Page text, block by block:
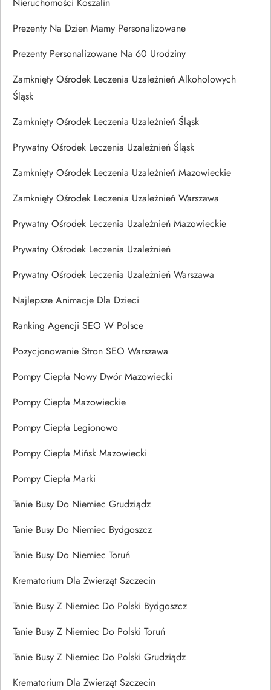
Prezenty Na Dzien Mamy Personalizowane
Prezenty Personalizowane Na 60 Urodziny
Zamknięty Ośrodek Leczenia Uzależnień Alkoholowych
Śląsk
Zamknięty Ośrodek Leczenia Uzależnień Śląsk
Prywatny Ośrodek Leczenia Uzależnień Śląsk
Zamknięty Ośrodek Leczenia Uzależnień Mazowieckie
Zamknięty Ośrodek Leczenia Uzależnień Warszawa
Prywatny Ośrodek Leczenia Uzależnień Mazowieckie
Prywatny Ośrodek Leczenia Uzależnień
Prywatny Ośrodek Leczenia Uzależnień Warszawa
Najlepsze Animacje Dla Dzieci
Ranking Agencji SEO W Polsce
Pozycjonowanie Stron SEO Warszawa
Pompy Ciepła Nowy Dwór Mazowiecki
Pompy Ciepła Mazowieckie
Pompy Ciepła Legionowo
Pompy Ciepła Mińsk Mazowiecki
Pompy Ciepła Marki
Tanie Busy Do Niemiec Grudziądz
Tanie Busy Do Niemiec Bydgoszcz
Tanie Busy Do Niemiec Toruń
Krematorium Dla Zwierząt Szczecin
Tanie Busy Z Niemiec Do Polski Bydgoszcz
Tanie Busy Z Niemiec Do Polski Toruń
Tanie Busy Z Niemiec Do Polski Grudziądz
Krematorium Dla Zwierząt Szczecin